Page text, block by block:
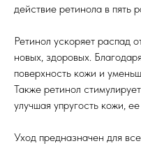
действие ретинола в пять
Ретинол ускоряет распад
новых, здоровых.
поверхность кожи и
Также ретинол
улучшая упругость кожи,
Уход предназначен для